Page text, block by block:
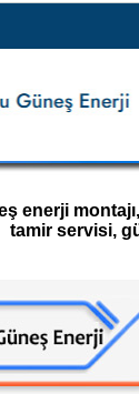
enerji
tamir servisi,